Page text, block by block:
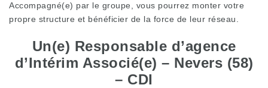
Accompagné(e) par le groupe, vous pourrez monter votre
propre structure et bénéficier de la force de leur réseau.
Un(e) Responsable d’agence
d’Intérim Associé(e) – Nevers (58)
– CDI